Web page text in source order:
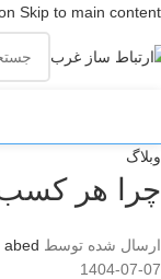
Skip to main content
وبلاگ
چرا هر
ارسال شده توسط abed
1404-07-07